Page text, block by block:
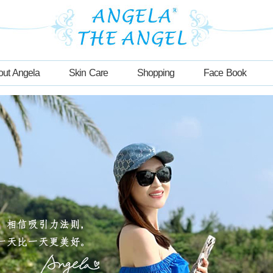
Angela Skin Care Shopping Face Book